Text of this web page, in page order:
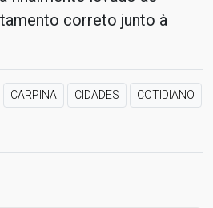
correto junto à
CARPINA CIDADES COTIDIANO